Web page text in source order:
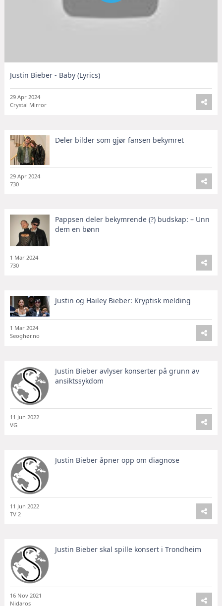
Justin Bieber - Baby (Lyrics)
29 Apr 2024
Crystal Mirror
Deler bilder som gjør fansen bekymret
29 Apr 2024
730
Pappsen deler bekymrende (?) budskap: – Unn
dem en bønn
1 Mar 2024
730
Justin og Hailey Bieber: Kryptisk melding
1 Mar 2024
Seoghør.no
Justin Bieber avlyser konserter på grunn av
ansiktssykdom
11 Jun 2022
VG
Justin Bieber åpner opp om diagnose
11 Jun 2022
TV 2
Justin Bieber skal spille konsert i Trondheim
16 Nov 2021
Nidaros